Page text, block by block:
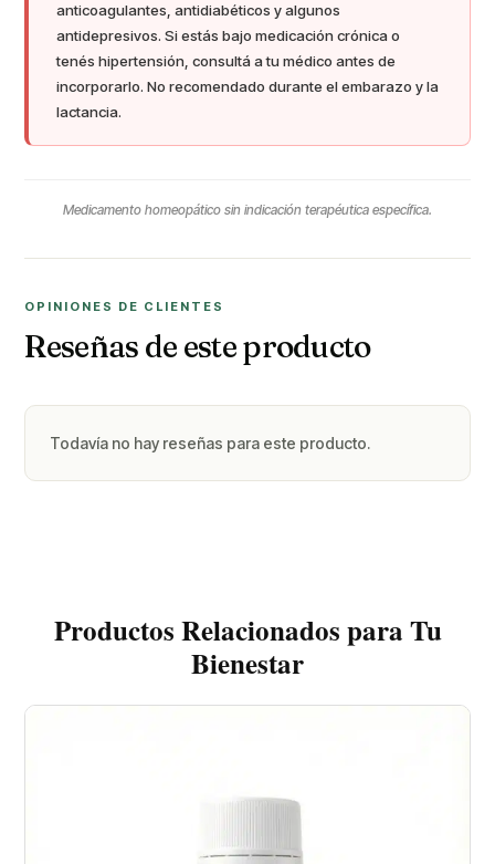
anticoagulantes, antidiabéticos y algunos
antidepresivos. Si estás bajo medicación crónica o
tenés hipertensión, consultá a tu médico antes de
incorporarlo. No recomendado durante el embarazo y la
lactancia.
Medicamento homeopático sin indicación terapéutica específica.
OPINIONES DE CLIENTES
Reseñas de este producto
Todavía no hay reseñas para este producto.
Productos Relacionados para Tu
Bienestar